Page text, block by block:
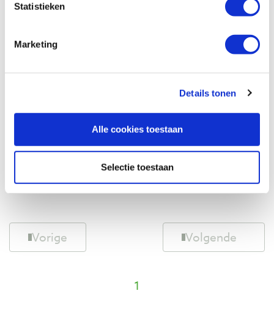
Statistieken
Marketing
Details tonen
Alle cookies toestaan
Selectie toestaan
Estwing spijkertrekker 305 mm
Artikelnummer: 27664
€ 35,10 incl. btw
€ 29,01 excl. btw
Op voorraad
Vergelijken
Vorige
1
Volgende